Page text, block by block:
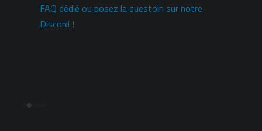
FAQ dédié ou posez la questoin sur notre
Discord !